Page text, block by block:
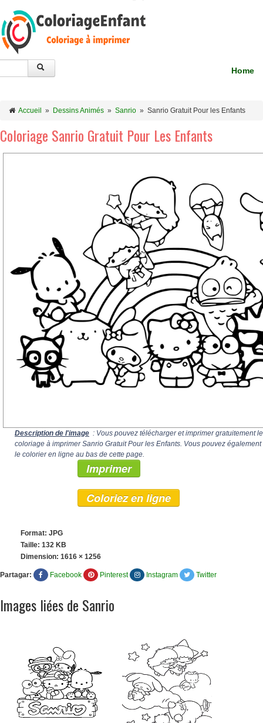
Home
Accueil » Dessins Animés » Sanrio » Sanrio Gratuit Pour les Enfants
Coloriage Sanrio Gratuit Pour Les Enfants
Description de l'image : Vous pouvez télécharger et imprimer gratuitement le
coloriage à imprimer Sanrio Gratuit Pour les Enfants. Vous pouvez également
le colorier en ligne au bas de cette page.
Imprimer
Coloriez en ligne
Format: JPG
Taille: 132 KB
Dimension: 1616 × 1256
Partagar: Facebook Pinterest Instagram Twitter
Images liées de Sanrio